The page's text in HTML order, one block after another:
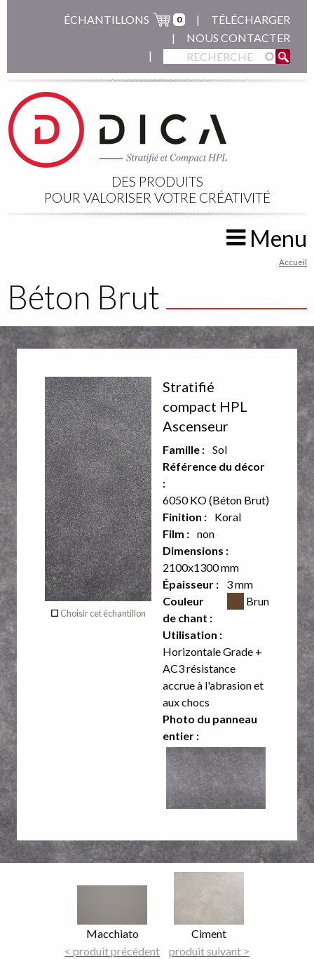
ÉCHANTILLONS 0
TÉLÉCHARGER
NOUS CONTACTER
DES PRODUITS
POUR VALORISER VOTRE CRÉATIVITÉ
Menu
are
here
Accueil
Béton Brut
Décor
recto
Décor
verso
Verso
Choisir cet échantillon
Stratifié
compact HPL
Ascenseur
Famille : Sol
Référence du décor
:
6050 KO (Béton Brut)
Finition :
Koral
Film : non
Dimensions :
2100x1300 mm
Épaisseur :
3 mm
Couleur
de chant :
Couleur CSS
Brun
Utilisation :
Horizontale Grade +
AC3 résistance
accrue à l'abrasion et
aux chocs
Photo du panneau
entier :
Nom
du
Macchiato
< produit précédent
Nom
du
Ciment
produit suivant >